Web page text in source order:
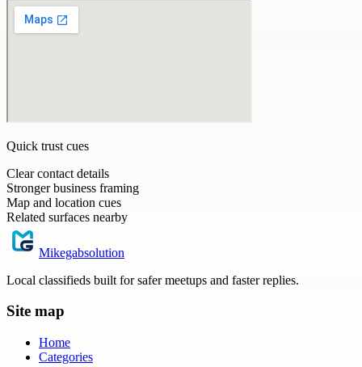
Quick trust cues
Clear contact details
Stronger business framing
Map and location cues
Related surfaces nearby
Mikegabsolution
Local classifieds built for safer meetups and faster replies.
Site map
Home
Categories